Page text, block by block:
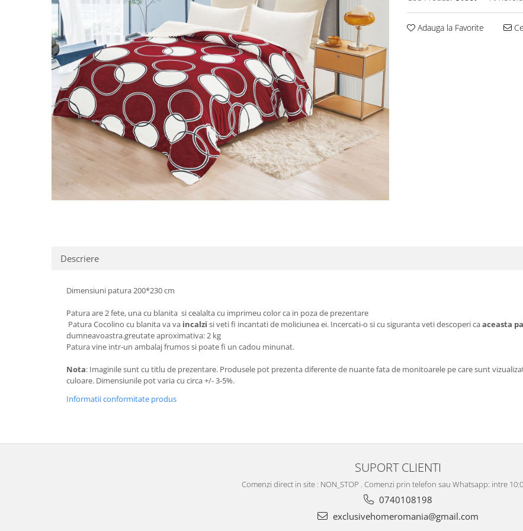
Adauga la Favorite
Descriere
Dimensiuni patura 200*230 cm
Patura are 2 fete, una cu blanita si cealalta cu imprimeu color ca in poza de prezentare
Patura Cocolino cu blanita va va incalzi si veti fi incantati de moliciunea ei. Incercati-o si cu siguranta veti descoperi caaceasta
dumneavoastra.greutate aproximativa: 2 kg
Patura vine intr-un ambalaj frumos si poate fi un cadou minunat.
Nota: Imaginile sunt cu titlu de prezentare. Produsele pot prezenta diferente de nuante fata de monitoarele pe care sunt
culoare. Dimensiunile pot varia cu circa +/- 3-5%.
Informatii conformitate produs
SUPORT CLIENTI
Comenzi direct in site : NON_STOP . Comenzi prin telefon sau Whatsapp: intre
0740108198
exclusivehomeromania@gmail.com